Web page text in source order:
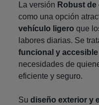
La versión Robust
como una opción
vehículo ligero que
labores diarias. Se
funcional y accesible
necesidades de
eficiente y seguro.
Sudiseño exterior y